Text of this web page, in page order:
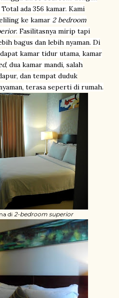
Total ada 356 kamar. Kami
ke kamar 2 bedroom
. Fasilitasnya mirip tapi
bagus dan lebih nyaman. Di
kamar tidur utama, kamar
, dua kamar mandi, salah
dan tempat duduk
terasa seperti di rumah.
di 2-bedroom superior